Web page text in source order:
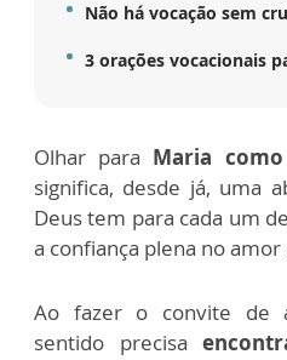
Não há vocação sem
3 orações vocacionais
Olhar para Maria
significa, desde já, uma
Deus tem para cada um
a confiança plena no amor
Ao fazer o convite de
sentido precisa